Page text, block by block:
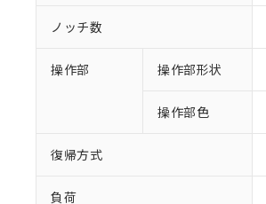
ノッチ数
操作部 操作部形状
操作部色
復帰方式
負荷